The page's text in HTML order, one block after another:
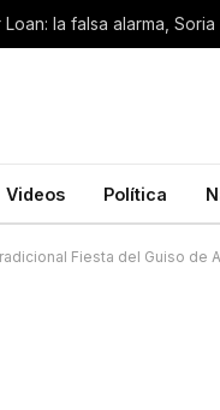
Videos Política
Fiesta del Guiso de